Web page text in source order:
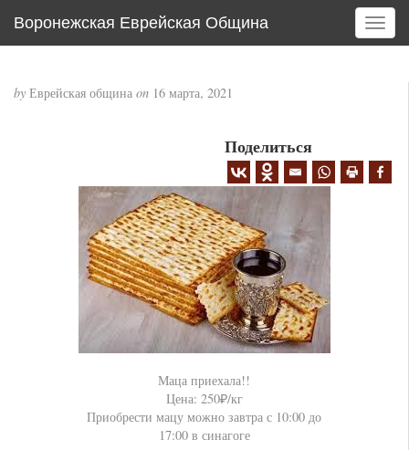
Воронежская Еврейская Община
T
o
a
v
by Еврейская община on 16 марта, 2021
Поделиться
Маца приехала!!
Цена: 250₽/кг
Приобрести мацу можно завтра с 10:00 до
17:00 в синагоге